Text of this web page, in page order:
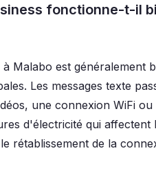
fonctionne-t-il
Malabo est généralement
Les messages texte
une connexion WiFi
d'électricité qui affectent
rétablissement de la